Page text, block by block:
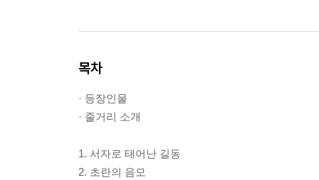
목차
· 등장인물
· 줄거리 소개
1. 서자로 태어난 길동
2. 초란의 음모